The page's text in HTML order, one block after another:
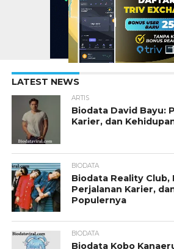
LATEST NEWS
ARTIS
Biodata David Bayu:
Karier, dan
BIODATA
Biodata Reality
Perjalanan Karier,
Populernya
BIODATA
Biodata Kobo